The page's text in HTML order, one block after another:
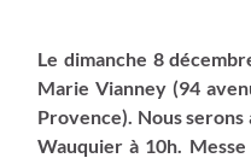
Le dimanche 8
Marie Vianney (94
Provence). Nous
Wauquier à 10h.